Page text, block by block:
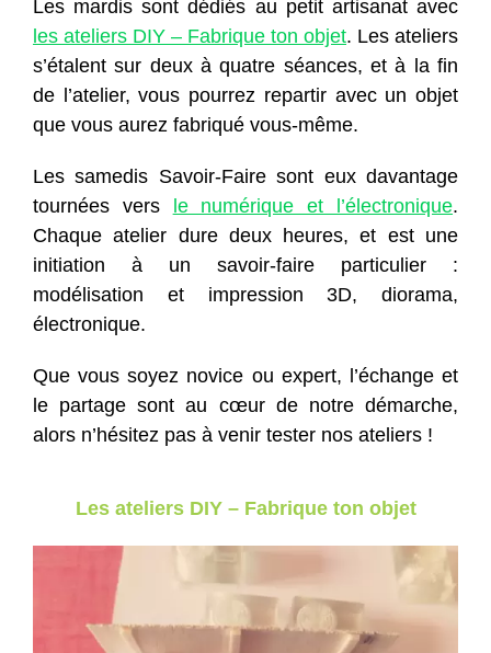
Les mardis sont dédiés au petit artisanat avec
les ateliers DIY – Fabrique ton objet. Les ateliers
s’étalent sur deux à quatre séances, et à la fin
de l’atelier, vous pourrez repartir avec un objet
que vous aurez fabriqué vous-même.
Les samedis Savoir-Faire sont eux davantage
tournées vers
le numérique et l’électronique.
Chaque atelier dure deux heures, et est une
initiation à un savoir-faire particulier :
modélisation et impression 3D, diorama,
électronique.
Que vous soyez novice ou expert, l’échange et
le partage sont au cœur de notre démarche,
alors n’hésitez pas à venir tester nos ateliers !
Les ateliers DIY – Fabrique ton objet